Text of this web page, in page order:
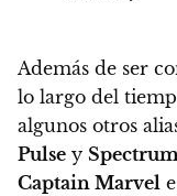
Además de ser
lo largo del
algunos otros
Pulse y
Captain Marvel